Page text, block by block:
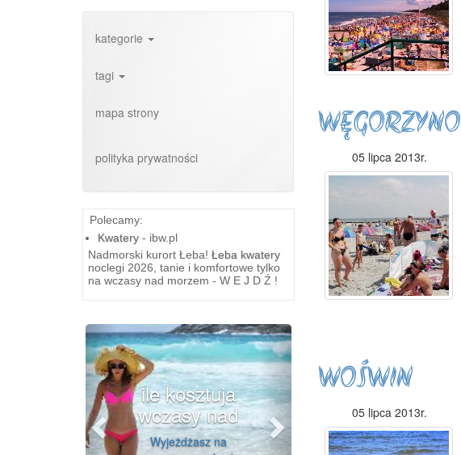
kategorie
tagi
mapa strony
polityka prywatności
Polecamy:
Kwatery - ibw.pl
Nadmorski kurort Łeba! Łeba kwatery
noclegi 2026, tanie i komfortowe tylko
na wczasy nad morzem - W E J D Ź !
ile kosztuja
wczasy nad
Wyjeżdżasz na
noclegi w
Ustce
Turystyczna Ustka 1 to
Previous Next
WĘGORZYNO
05 lipca 2013r.
WOŚWIN
05 lipca 2013r.